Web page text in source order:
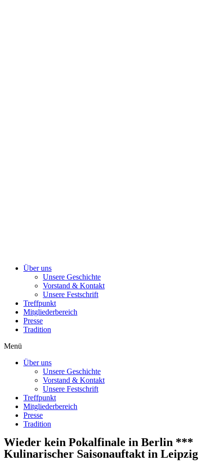
Über uns
Unsere Geschichte
Vorstand & Kontakt
Unsere Festschrift
Treffpunkt
Mitgliederbereich
Presse
Tradition
Menü
Über uns
Unsere Geschichte
Vorstand & Kontakt
Unsere Festschrift
Treffpunkt
Mitgliederbereich
Presse
Tradition
Wieder kein Pokalfinale in Berlin ***
Kulinarischer Saisonauftakt in Leipzig